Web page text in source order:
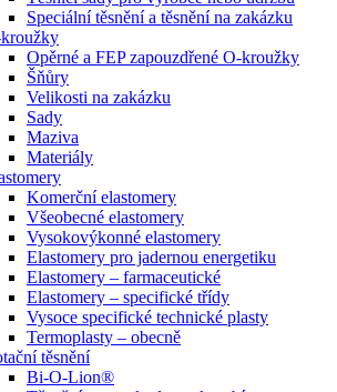
Speciální těsnění a těsnění na zakázku
Opěrné a FEP zapouzdřené O-kroužky
Šňůry
Velikosti na zakázku
Sady
Maziva
Materiály
Komerční elastomery
Všeobecné elastomery
Vysokovýkonné elastomery
Elastomery pro jadernou energetiku
Elastomery – farmaceutické
Elastomery – specifické třídy
Vysoce specifické technické plasty
Termoplasty – obecně
těsnění
Bi-O-Lion®